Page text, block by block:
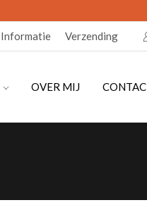
Informatie Verzending
OVER MIJ